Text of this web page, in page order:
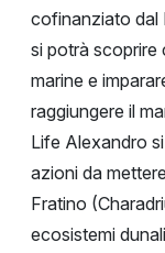
cofinanziato dal
si potrà scoprire
marine e
raggiungere il
Life Alexandro
azioni da
Fratino
ecosistemi